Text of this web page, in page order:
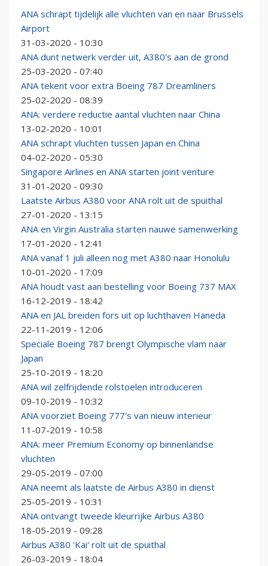
ANA schrapt tijdelijk alle vluchten van en naar Brussels
Airport
31-03-2020 - 10:30
ANA dunt netwerk verder uit, A380's aan de grond
25-03-2020 - 07:40
ANA tekent voor extra Boeing 787 Dreamliners
25-02-2020 - 08:39
ANA: verdere reductie aantal vluchten naar China
13-02-2020 - 10:01
ANA schrapt vluchten tussen Japan en China
04-02-2020 - 05:30
Singapore Airlines en ANA starten joint venture
31-01-2020 - 09:30
Laatste Airbus A380 voor ANA rolt uit de spuithal
27-01-2020 - 13:15
ANA en Virgin Australia starten nauwe samenwerking
17-01-2020 - 12:41
ANA vanaf 1 juli alleen nog met A380 naar Honolulu
10-01-2020 - 17:09
ANA houdt vast aan bestelling voor Boeing 737 MAX
16-12-2019 - 18:42
ANA en JAL breiden fors uit op luchthaven Haneda
22-11-2019 - 12:06
Speciale Boeing 787 brengt Olympische vlam naar
Japan
25-10-2019 - 18:20
ANA wil zelfrijdende rolstoelen introduceren
09-10-2019 - 10:32
ANA voorziet Boeing 777's van nieuw interieur
11-07-2019 - 10:58
ANA: meer Premium Economy op binnenlandse
vluchten
29-05-2019 - 07:00
ANA neemt als laatste de Airbus A380 in dienst
25-05-2019 - 10:31
ANA ontvangt tweede kleurrijke Airbus A380
18-05-2019 - 09:28
Airbus A380 'Kai' rolt uit de spuithal
26-03-2019 - 18:04